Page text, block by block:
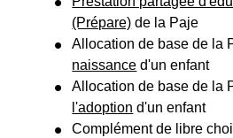
(Prépare) de la Paje
Allocation de base de la
naissance d'un enfant
Allocation de base de la
l'adoption d'un enfant
Complément de libre